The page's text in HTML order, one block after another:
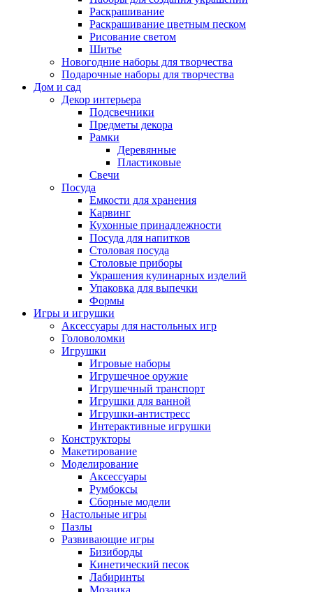
Раскрашивание
Раскрашивание цветным песком
Рисование светом
Шитье
Новогодние наборы для творчества
Подарочные наборы для творчества
Дом и сад
Декор интерьера
Подсвечники
Предметы декора
Рамки
Деревянные
Пластиковые
Свечи
Посуда
Емкости для хранения
Карвинг
Кухонные принадлежности
Посуда для напитков
Столовая посуда
Столовые приборы
Украшения кулинарных изделий
Упаковка для выпечки
Формы
Игры и игрушки
Аксессуары для настольных игр
Головоломки
Игрушки
Игровые наборы
Игрушечное оружие
Игрушечный транспорт
Игрушки для ванной
Игрушки-антистресс
Интерактивные игрушки
Конструкторы
Макетирование
Моделирование
Аксессуары
Румбоксы
Сборные модели
Настольные игры
Пазлы
Развивающие игры
Бизиборды
Кинетический песок
Лабиринты
Мозаика